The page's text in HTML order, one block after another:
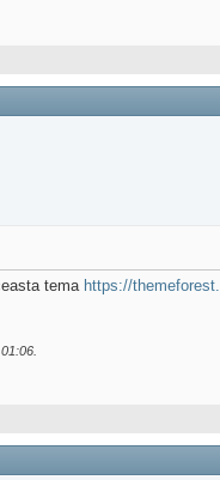
tema https://
01:06